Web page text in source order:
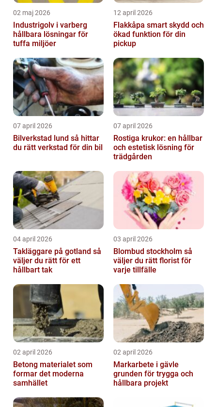
02 maj 2026
Industrigolv i varberg
hållbara lösningar för
tuffa miljöer
12 april 2026
Flakkåpa smart skydd och
ökad funktion för din
pickup
07 april 2026
Bilverkstad lund så hittar
du rätt verkstad för din bil
07 april 2026
Rostiga krukor: en hållbar
och estetisk lösning för
trädgården
04 april 2026
Takläggare på gotland så
väljer du rätt för ett
hållbart tak
03 april 2026
Blombud stockholm så
väljer du rätt florist för
varje tillfälle
02 april 2026
Betong materialet som
formar det moderna
samhället
02 april 2026
Markarbete i gävle
grunden för trygga och
hållbara projekt